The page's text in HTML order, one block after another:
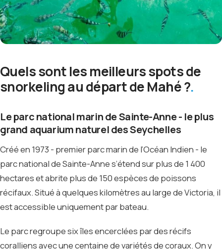
Quels sont les meilleurs spots de
snorkeling au départ de Mahé ?
Le parc national marin de Sainte-Anne - le plus
grand aquarium naturel des Seychelles
Créé en 1973 - premier parc marin de l’Océan Indien - le
parc national de Sainte-Anne s’étend sur plus de 1 400
hectares et abrite plus de 150 espèces de poissons
récifaux. Situé à quelques kilomètres au large de Victoria, il
est accessible uniquement par bateau.
Le parc regroupe six îles encerclées par des récifs
coralliens avec une centaine de variétés de coraux. On y